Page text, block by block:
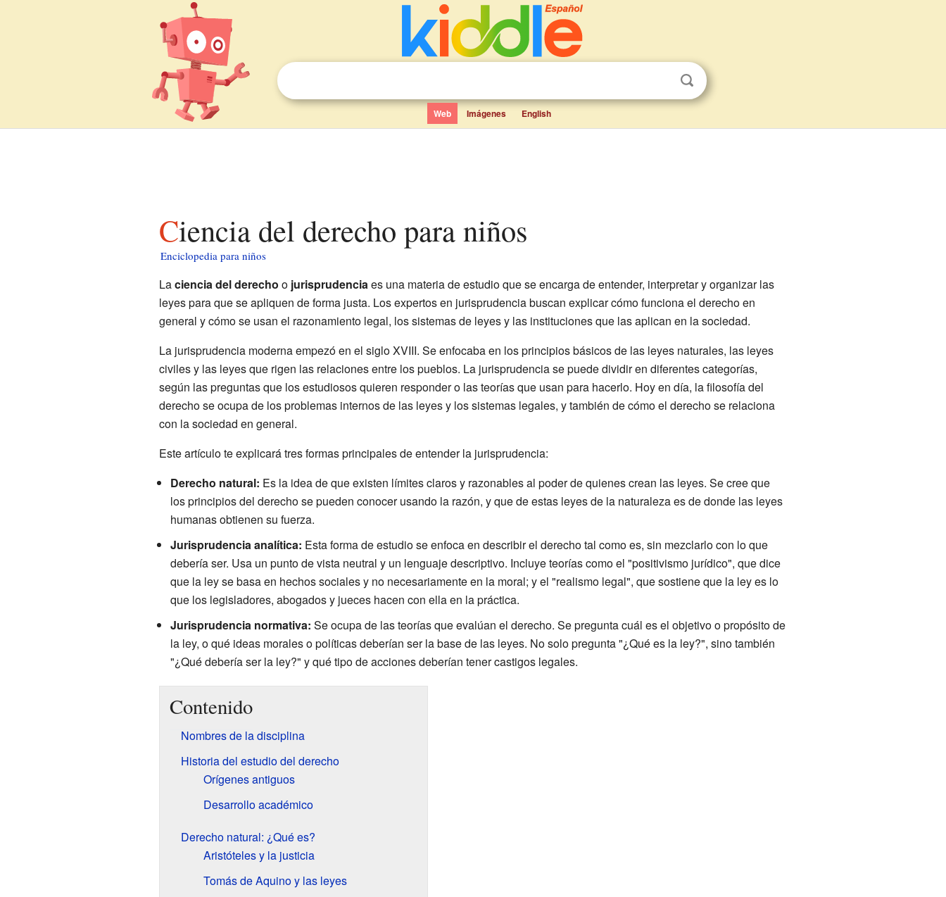
Web Imágenes English
Ciencia del derecho para niños
Enciclopedia para niños
Laciencia del derecho o jurisprudenciaes una materia de estudio que se encarga de entender, interpretar y organizar las
leyes para que se apliquen de forma justa. Los expertos en jurisprudencia buscan explicar cómo funciona el derecho en
general y cómo se usan el razonamiento legal, los sistemas de leyes y las instituciones que las aplican en la sociedad.
La jurisprudencia moderna empezó en el siglo XVIII. Se enfocaba en los principios básicos de las leyes naturales, las leyes
civiles y las leyes que rigen las relaciones entre los pueblos. La jurisprudencia se puede dividir en diferentes categorías,
según las preguntas que los estudiosos quieren responder o las teorías que usan para hacerlo. Hoy en día, la filosofía del
derecho se ocupa de los problemas internos de las leyes y los sistemas legales, y también de cómo el derecho se relaciona
con la sociedad en general.
Este artículo te explicará tres formas principales de entender la jurisprudencia:
Derecho natural: Es la idea de que existen límites claros y razonables al poder de quienes crean las leyes. Se cree que
los principios del derecho se pueden conocer usando la razón, y que de estas leyes de la naturaleza es de donde las leyes
humanas obtienen su fuerza.
Jurisprudencia analítica: Esta forma de estudio se enfoca en describir el derecho tal como es, sin mezclarlo con lo que
debería ser. Usa un punto de vista neutral y un lenguaje descriptivo. Incluye teorías como el "positivismo jurídico", que dice
que la ley se basa en hechos sociales y no necesariamente en la moral; y el "realismo legal", que sostiene que la ley es lo
que los legisladores, abogados y jueces hacen con ella en la práctica.
Jurisprudencia normativa: Se ocupa de las teorías que evalúan el derecho. Se pregunta cuál es el objetivo o propósito de
la ley, o qué ideas morales o políticas deberían ser la base de las leyes. No solo pregunta "¿Qué es la ley?", sino también
"¿Qué debería ser la ley?" y qué tipo de acciones deberían tener castigos legales.
Contenido
Nombres de la disciplina
Historia del estudio del derecho
Orígenes antiguos
Desarrollo académico
Derecho natural: ¿Qué es?
Aristóteles y la justicia
Tomás de Aquino y las leyes